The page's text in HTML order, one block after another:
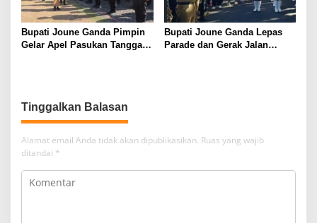
Bupati Joune Ganda Pimpin
Gelar Apel Pasukan Tanggap
Bupati Joune Ganda Lepas
Parade dan Gerak Jalan
Tinggalkan Balasan
Alamat email Anda tidak akan dipublikasikan. Ruas yang wajib
ditandai *